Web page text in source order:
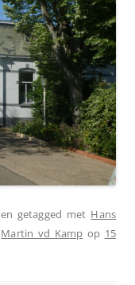
en getagged met Hans
Martin vd Kamp op 15